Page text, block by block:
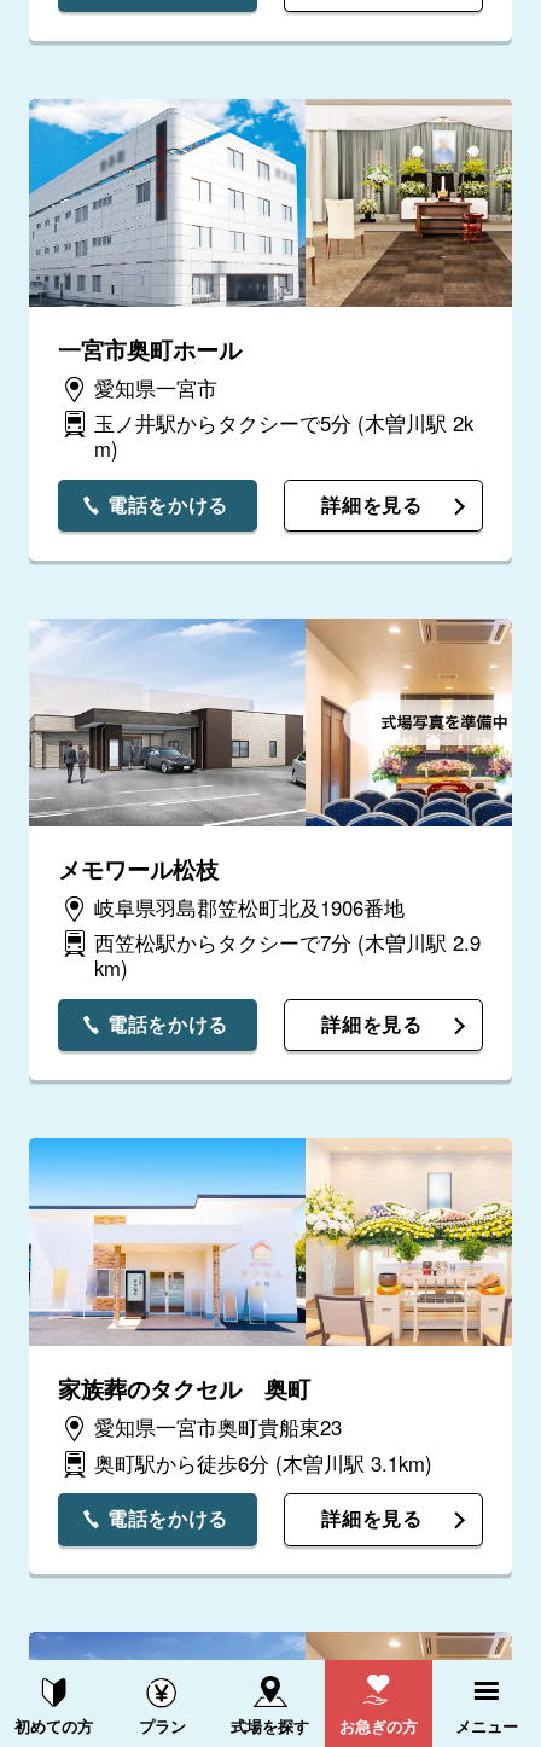
一宮市奥町ホール
愛知県一宮市
玉ノ井駅からタクシーで5分 (木曽川駅 2k
m)
電話をかける 詳細を見る
メモワール松枝
岐阜県羽島郡笠松町北及1906番地
西笠松駅からタクシーで7分 (木曽川駅 2.9
km)
電話をかける 詳細を見る
家族葬のタクセル 奥町
愛知県一宮市奥町貴船東23
奥町駅から徒歩6分 (木曽川駅 3.1km)
電話をかける 詳細を見る
資料請求する 電話をかける
初めての方 プラン 式場を探す お急ぎの方 メニュー